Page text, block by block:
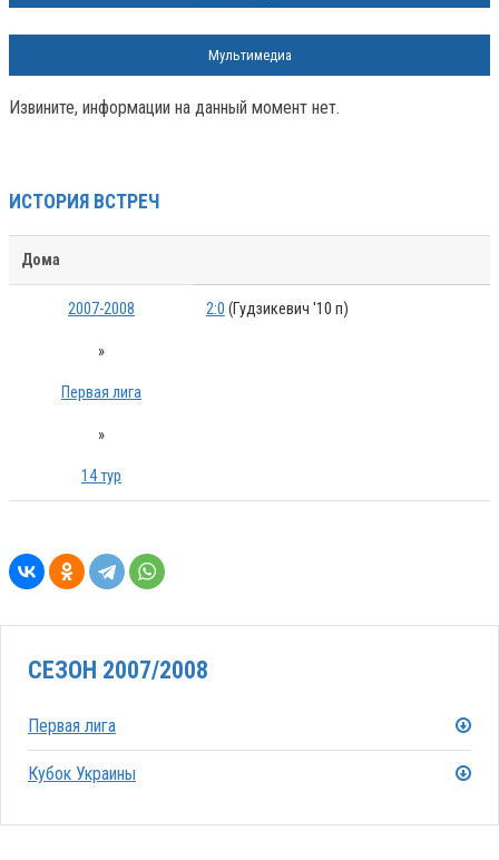
Мультимедиа
Извините, информации на данный момент нет.
ИСТОРИЯ ВСТРЕЧ
Дома
2007-2008
»
Первая лига
»
14 тур
2:0 (Гудзикевич '10 п)
СЕЗОН 2007/2008
Первая лига
Кубок Украины